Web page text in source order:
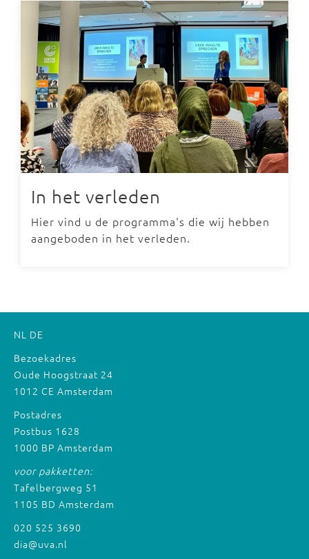
In het verleden
Hier vind u de programma's die wij hebben
aangeboden in het verleden.
NL DE
Bezoekadres
Oude Hoogstraat 24
1012 CE Amsterdam
Postadres
Postbus 1628
1000 BP Amsterdam
voor pakketten:
Tafelbergweg 51
1105 BD Amsterdam
020 525 3690
dia@uva.nl